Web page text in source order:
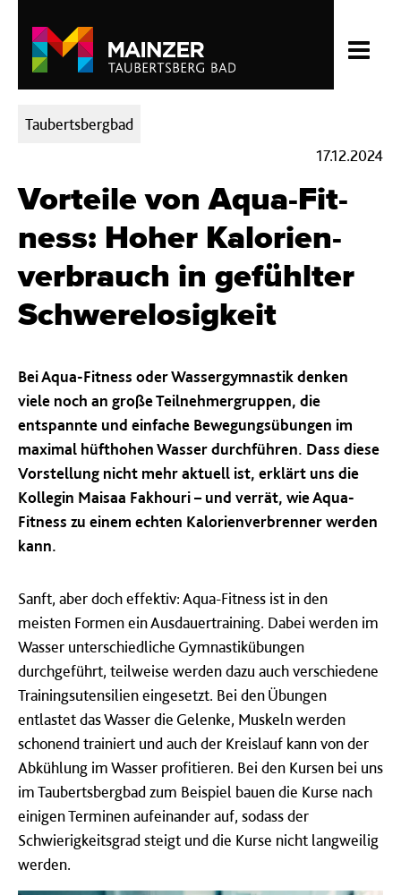
Kategorien:
Taubertsbergbad
17.12.2024
Vorteile von Aqua-Fit­
ness: Hoher Ka­lo­rien­
ver­brauch in gefühlter
Schwe­re­lo­sig­keit
Bei Aqua-Fitness oder Wassergymnastik denken
viele noch an große Teilnehmergruppen, die
entspannte und einfache Bewegungsübungen im
maximal hüfthohen Wasser durchführen. Dass diese
Vorstellung nicht mehr aktuell ist, erklärt uns die
Kollegin Maisaa Fakhouri – und verrät, wie Aqua-
Fitness zu einem echten Kalorienverbrenner werden
kann.
Sanft, aber doch effektiv: Aqua-Fitness ist in den
meisten Formen ein Ausdauertraining. Dabei werden im
Wasser unterschiedliche Gymnastikübungen
durchgeführt, teilweise werden dazu auch verschiedene
Trainingsutensilien eingesetzt. Bei den Übungen
entlastet das Wasser die Gelenke, Muskeln werden
schonend trainiert und auch der Kreislauf kann von der
Abkühlung im Wasser profitieren. Bei den Kursen bei uns
im Taubertsbergbad zum Beispiel bauen die Kurse nach
einigen Terminen aufeinander auf, sodass der
Schwierigkeitsgrad steigt und die Kurse nicht langweilig
werden.